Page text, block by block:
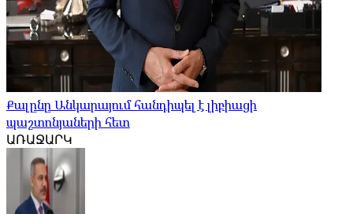
Քալընը Անկարայում հանդիպել է լիբիացի
պաշտոնյաների հետ
ԱՌԱՋԱՐԿ